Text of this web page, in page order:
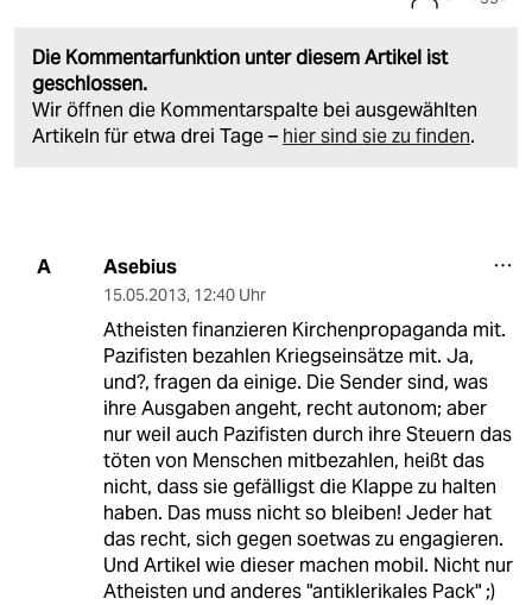
Die Kommentarfunktion unter diesem Artikel ist
geschlossen.
Wir öffnen die Kommentarspalte bei ausgewählten
Artikeln für etwa drei Tage – hier sind sie zu finden.
A Asebius
15.05.2013, 12:40 Uhr
Atheisten finanzieren Kirchenpropaganda mit.
Pazifisten bezahlen Kriegseinsätze mit. Ja,
und?, fragen da einige. Die Sender sind, was
ihre Ausgaben angeht, recht autonom; aber
nur weil auch Pazifisten durch ihre Steuern das
töten von Menschen mitbezahlen, heißt das
nicht, dass sie gefälligst die Klappe zu halten
haben. Das muss nicht so bleiben! Jeder hat
das recht, sich gegen soetwas zu engagieren.
Und Artikel wie dieser machen mobil. Nicht nur
Atheisten und anderes "antiklerikales Pack" ;)